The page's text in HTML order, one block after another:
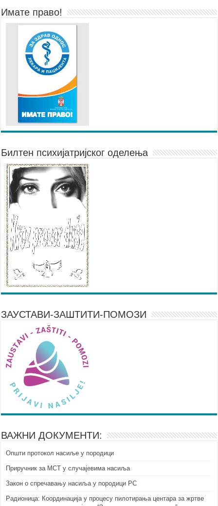
Имате право!
Билтен психијатријског оделења
ЗАУСТАВИ-ЗАШТИТИ-ПОМОЗИ
ВАЖНИ ДОКУМЕНТИ:
Општи протокол насиље у породици
Приручник за МСТ у случајевима насиља
Закон о спречавању насиља у породици РС
Радионица: Координација у процесу пилотирања центара за жртве